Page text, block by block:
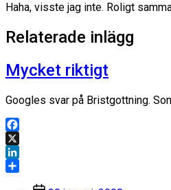
Haha, visste jag inte. Roligt
Relaterade inlägg
Mycket riktigt
Googles svar på Bristgottning.
Facebook
X
LinkedIn